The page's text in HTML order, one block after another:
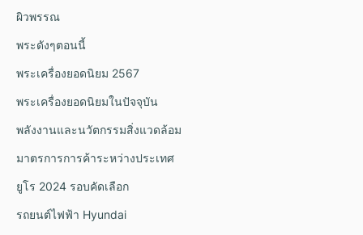
ผิวพรรณ
พระดังๆตอนนี้
พระเครื่องยอดนิยม 2567
พระเครื่องยอดนิยมในปัจจุบัน
พลังงานและนวัตกรรมสิ่งแวดล้อม
มาตรการการค้าระหว่างประเทศ
ยูโร 2024 รอบคัดเลือก
รถยนต์ไฟฟ้า Hyundai